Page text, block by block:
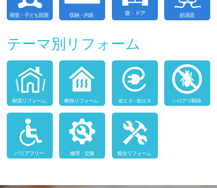
テーマ別リフォーム